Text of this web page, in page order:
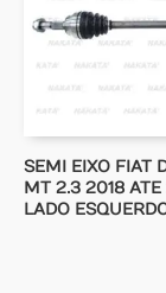
SEMI EIXO FIAT
MT 2.3 2018
LADO